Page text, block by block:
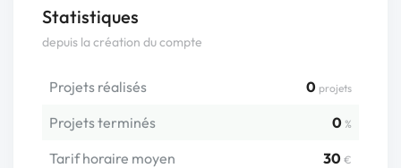
Statistiques
depuis la création du compte
Projets réalisés 0 projets
Projets terminés 0 %
Tarif horaire moyen 30 €